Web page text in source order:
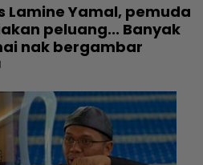
Lamine Yamal, pemuda
peluang... Banyak
nak bergambar